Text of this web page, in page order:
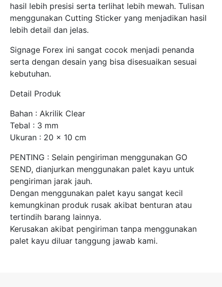
hasil lebih presisi serta terlihat lebih mewah. Tulisan
menggunakan Cutting Sticker yang menjadikan hasil
lebih detail dan jelas.
Signage Forex ini sangat cocok menjadi penanda
serta dengan desain yang bisa disesuaikan sesuai
kebutuhan.
Detail Produk
Bahan : Akrilik Clear
Tebal : 3 mm
Ukuran : 20 x 10 cm
PENTING : Selain pengiriman menggunakan GO
SEND, dianjurkan menggunakan palet kayu untuk
pengiriman jarak jauh.
Dengan menggunakan palet kayu sangat kecil
kemungkinan produk rusak akibat benturan atau
tertindih barang lainnya.
Kerusakan akibat pengiriman tanpa menggunakan
palet kayu diluar tanggung jawab kami.